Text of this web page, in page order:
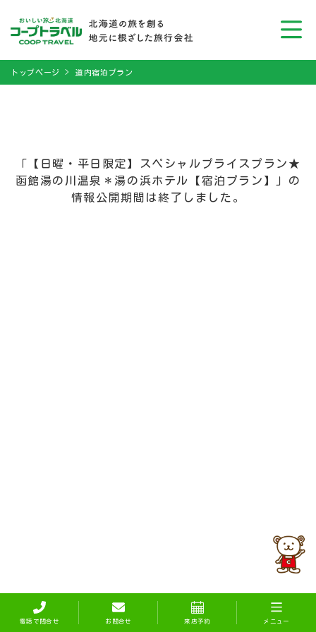
トップページ 道内宿泊プラン
「【日曜・平日限定】スペシャルプライスプラン★
函館湯の川温泉＊湯の浜ホテル【宿泊プラン】」の
情報公開期間は終了しました。
電話で問合せ お問合せ 来店予約 メニュー